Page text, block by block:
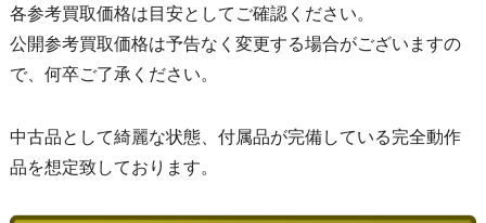
各参考買取価格は目安としてご確認ください。
公開参考買取価格は予告なく変更する場合がございますの
で、何卒ご了承ください。
中古品として綺麗な状態、付属品が完備している完全動作
品を想定致しております。